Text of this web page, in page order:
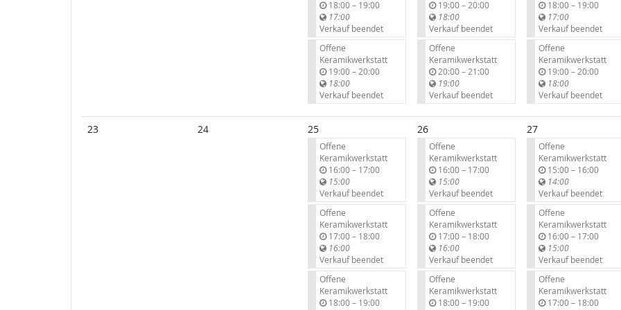
18:00–b
s
19:00
17:00
Verkauf beendet
Offene
Keramikwerkstatt
19:00–b
s
20:00
18:00
Verkauf beendet
19:00–b
s
20:00
18:00
Verkauf beendet
Offene
Keramikwerkstatt
20:00–b
s
21:00
19:00
Verkauf beendet
18:00–b
s
19:00
17:00
Verkauf beendet
Offene
Keramikwerkstatt
19:00–b
s
20:00
18:00
Verkauf beendet
23 24 25
Offene
Keramikwerkstatt
16:00–b
s
17:00
15:00
Verkauf beendet
Offene
Keramikwerkstatt
17:00–b
s
18:00
16:00
Verkauf beendet
Offene
Keramikwerkstatt
18:00–b19:00
26
Offene
Keramikwerkstatt
16:00–b
s
17:00
15:00
Verkauf beendet
Offene
Keramikwerkstatt
17:00–b
s
18:00
16:00
Verkauf beendet
Offene
Keramikwerkstatt
18:00–b19:00
27
Offene
Keramikwerkstatt
15:00–b
s
16:00
14:00
Verkauf beendet
Offene
Keramikwerkstatt
16:00–b
s
17:00
15:00
Verkauf beendet
Offene
Keramikwerkstatt
17:00–b18:00